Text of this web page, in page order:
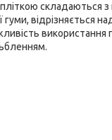
складаються з
відрізняється